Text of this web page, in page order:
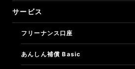
フリーナンス口座
即日払い/ファクタリング
サービス
フリーナンス口座
あんしん補償 Basic